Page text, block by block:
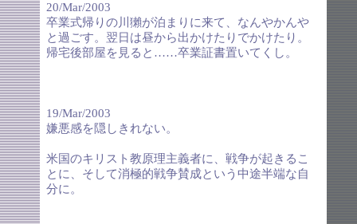
20/Mar/2003
卒業式帰りの川獺が泊まりに来て、なんやかんや
と過ごす。翌日は昼から出かけたりでかけたり。
帰宅後部屋を見ると……卒業証書置いてくし。
19/Mar/2003
嫌悪感を隠しきれない。
米国のキリスト教原理主義者に、戦争が起きるこ
とに、そして消極的戦争賛成という中途半端な自
分に。